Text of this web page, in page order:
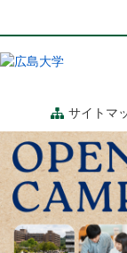
コ
に
動
サイトマ